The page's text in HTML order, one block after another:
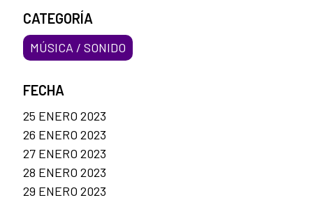
CATEGORÍA
MÚSICA / SONIDO
FECHA
25 ENERO 2023
26 ENERO 2023
27 ENERO 2023
28 ENERO 2023
29 ENERO 2023